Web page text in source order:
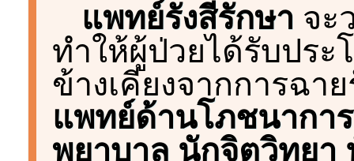
แพทย์รังสีรักษา จะ
ทำให้ผู้ป่วยได้รับปร
ข้างเคียงจากการฉา
แพทย์ด้านโภชนากา
พยาบาล นักจิตวิทยา